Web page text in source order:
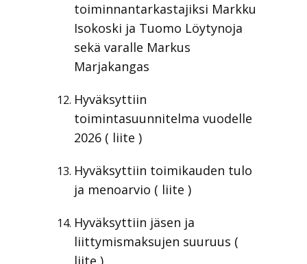
toiminnantarkastajiksi Markku
Isokoski ja Tuomo Löytynoja
sekä varalle Markus
Marjakangas
Hyväksyttiin
toimintasuunnitelma vuodelle
2026 ( liite )
Hyväksyttiin toimikauden tulo
ja menoarvio ( liite )
Hyväksyttiin jäsen ja
liittymismaksujen suuruus (
liite )